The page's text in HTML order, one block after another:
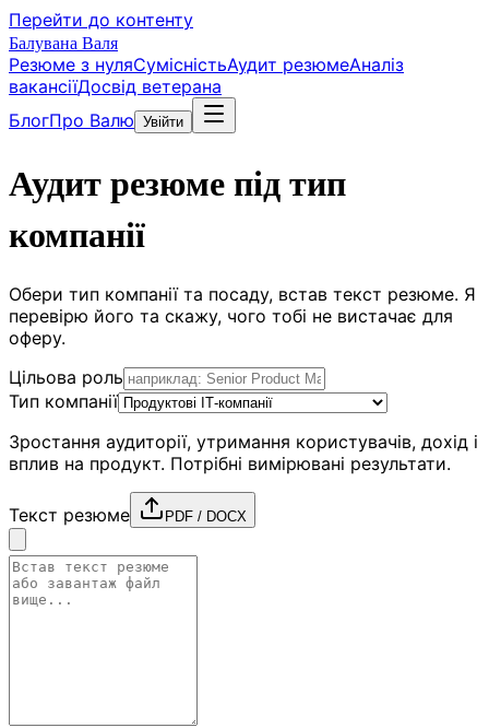
Перейти до контенту
Балувана Валя
Резюме з нуляСумісністьАудит резюмеАналіз
вакансіїДосвід ветерана
БлогПро Валю Увійти
Аудит резюме під тип
компанії
Обери тип компанії та посаду, встав текст резюме. Я
перевірю його та скажу, чого тобі не вистачає для
оферу.
Цільова роль
Тип компанії
Зростання аудиторії, утримання користувачів, дохід і
вплив на продукт. Потрібні вимірювані результати.
Текст резюме PDF / DOCX